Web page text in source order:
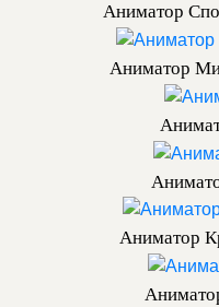
Аниматор
Аниматор
Аниматор